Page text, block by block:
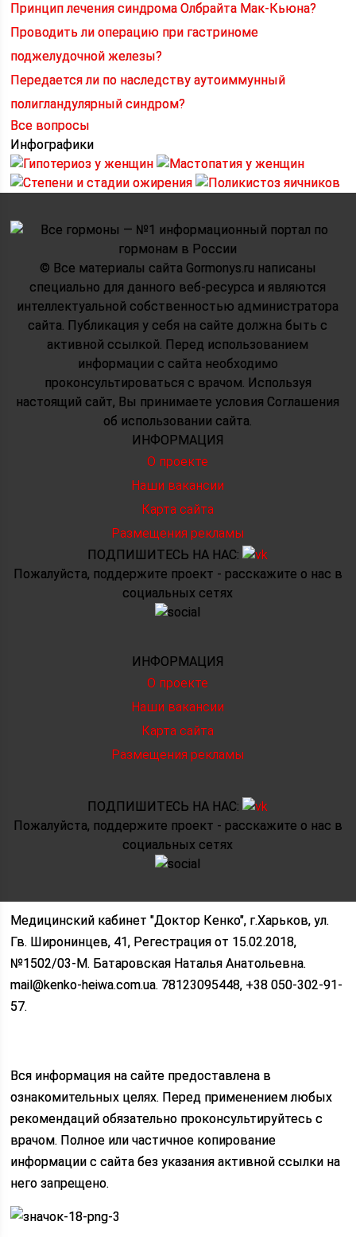
Принцип лечения синдрома Олбрайта Мак-Кьюна?
Проводить ли операцию при гастриноме
поджелудочной железы?
Передается ли по наследству аутоиммунный
полигландулярный синдром?
Все вопросы
Инфографики
© Все материалы сайта Gormonys.ru написаны
специально для данного веб-ресурса и являются
интеллектуальной собственностью администратора
сайта. Публикация у себя на сайте должна быть с
активной ссылкой. Перед использованием
информации с сайта необходимо
проконсультироваться с врачом. Используя
настоящий сайт, Вы принимаете условия Соглашения
об использовании сайта.
ИНФОРМАЦИЯ
О проекте
Наши вакансии
Карта сайта
Размещения рекламы
ПОДПИШИТЕСЬ НА НАС:
Пожалуйста, поддержите проект - расскажите о нас в
социальных сетях
ИНФОРМАЦИЯ
О проекте
Наши вакансии
Карта сайта
Размещения рекламы
ПОДПИШИТЕСЬ НА НАС:
Пожалуйста, поддержите проект - расскажите о нас в
социальных сетях
Медицинский кабинет "Доктор Кенко", г.Харьков, ул.
Гв. Широнинцев, 41, Регестрация от 15.02.2018,
№1502/03-M. Батаровская Наталья Анатольевна.
mail@kenko-heiwa.com.ua. 78123095448, +38 050-302-91-
57.
Вся информация на сайте предоставлена в
ознакомительных целях. Перед применением любых
рекомендаций обязательно проконсультируйтесь с
врачом. Полное или частичное копирование
информации с сайта без указания активной ссылки на
него запрещено.